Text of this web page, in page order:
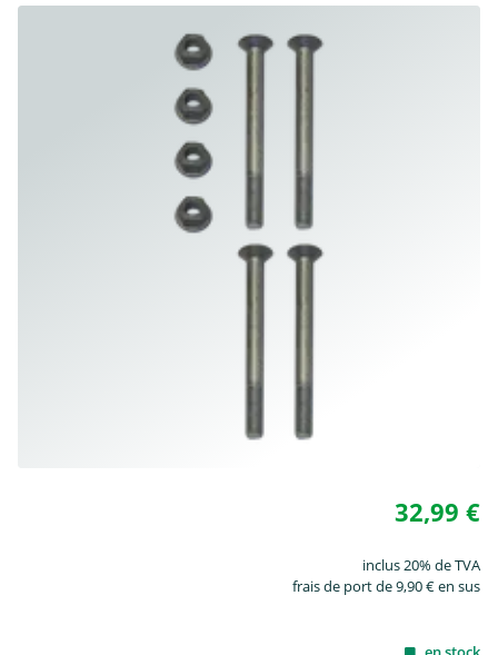
32,99 €
inclus 20% de TVA
frais de port de 9,90 € en sus